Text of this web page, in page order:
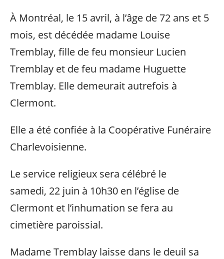
À Montréal, le 15 avril, à l’âge de 72 ans et 5
mois, est décédée madame Louise
Tremblay, fille de feu monsieur Lucien
Tremblay et de feu madame Huguette
Tremblay. Elle demeurait autrefois à
Clermont.
Elle a été confiée à la Coopérative Funéraire
Charlevoisienne.
Le service religieux sera célébré le
samedi, 22 juin à 10h30 en l’église de
Clermont et l’inhumation se fera au
cimetière paroissial.
Madame Tremblay laisse dans le deuil sa